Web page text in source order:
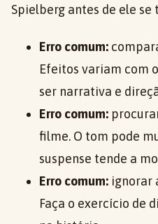
Spielberg antes de ele se
Erro comum:
Efeitos variam com
ser narrativa e
Erro comum:
filme. O tom pode
suspense tende a
Erro comum: ignorar
Faça o exercício de